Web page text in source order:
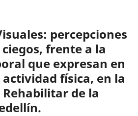
percepciones
frente a la
que expresan en
actividad física, en la
de la